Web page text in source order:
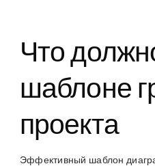
Что
шаблоне
проекта
Эффективный шаблон